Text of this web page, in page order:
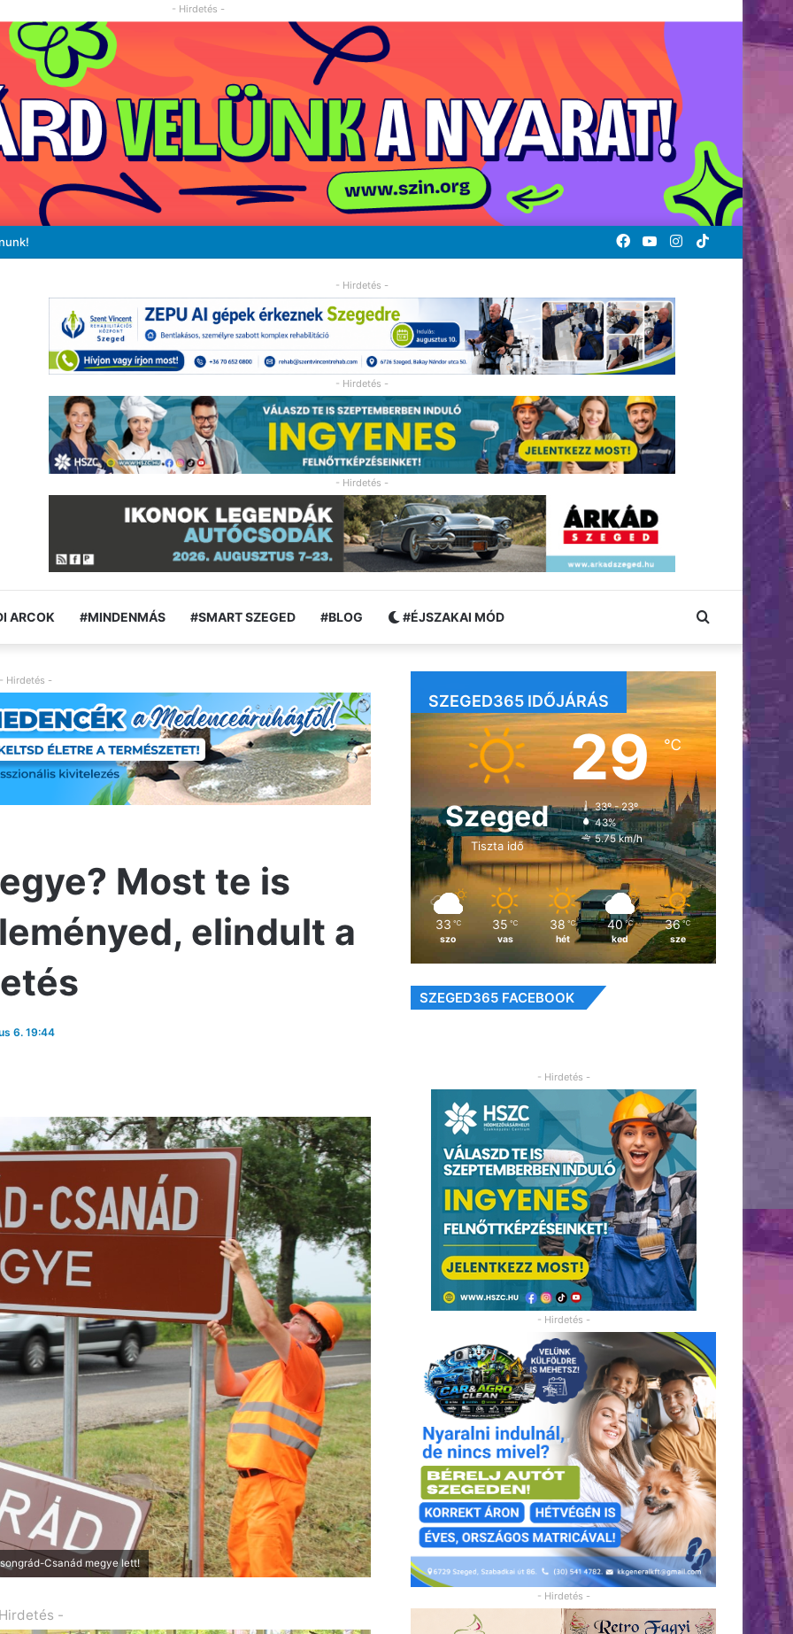
- Hirdetés -
TikTok
Instagram
YouTube
Facebook
- Hirdetés -
- Hirdetés -
- Hirdetés -
ARCOK #MINDENMÁS #SMART SZEGED #BLOG #ÉJSZAKAI MÓD Keresés:
- Hirdetés -
Most te is
elindult a
6. 19:44
Csanád megye lett!
-
SZEGED365 IDŐJÁRÁS
Szeged
Tiszta idő
29℃
33º - 23º
43%
5.75 km/h
33 ℃
szo
35 ℃
vas
38 ℃
hét
40 ℃
ked
36 ℃
sze
SZEGED365 FACEBOOK
- Hirdetés -
- Hirdetés -
- Hirdetés -